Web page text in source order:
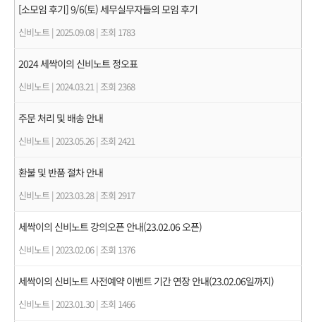
[소모임 후기] 9/6(토) 세무실무자들의 모임 후기
신비노트 | 2025.09.08 | 조회 1783
2024 세싹이의 신비노트 정오표
신비노트 | 2024.03.21 | 조회 2368
주문 처리 및 배송 안내
신비노트 | 2023.05.26 | 조회 2421
환불 및 반품 절차 안내
신비노트 | 2023.03.28 | 조회 2917
세싹이의 신비노트 강의오픈 안내(23.02.06 오픈)
신비노트 | 2023.02.06 | 조회 1376
세싹이의 신비노트 사전예약 이벤트 기간 연장 안내(23.02.06일까지)
신비노트 | 2023.01.30 | 조회 1466